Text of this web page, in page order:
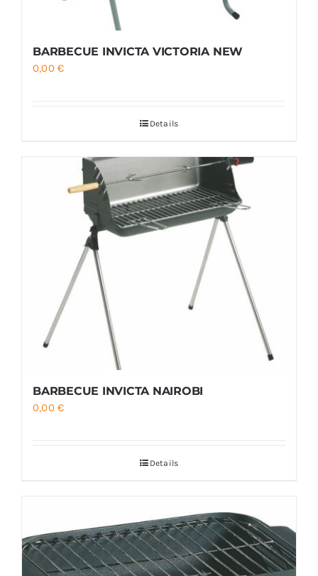
BARBECUE INVICTA VICTORIA NEW
0,00€
Details
BARBECUE INVICTA NAIROBI
0,00€
Details